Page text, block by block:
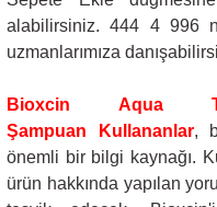
alabilirsiniz. 444 4 996
uzmanlarımıza
Bioxcin Aqua
Şampuan Kullananlar,
önemli bir bilgi kaynağı.
ürün hakkında yapılan